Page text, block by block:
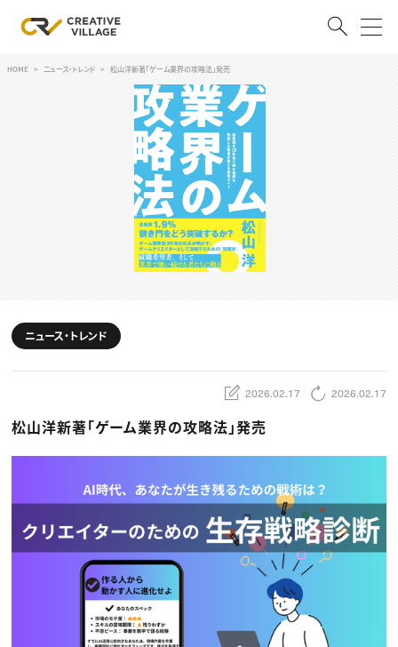
ACCOUNT
ログイン
クリエイター求人を探す
CREATIVE JOB求人検索
スキルアップしたい！
デザイン
編集・ライティング
マーケティング
業界解説・キャリア事情
TOP Creator’s コラム
Webクリエイター
アプリクリエイター
映像クリエイター
クリエイターインタビュー
C＆R Magazine
セミナー
ニュース・トレンド トップ
Web
映像
ゲーム・エンタメ
広告
CREATIVE VILLAGEからのお知らせ
プロフェッショナル×つながる×メディア
HOME ニュース・トレンド 松山洋新著「ゲーム業界の攻略法」発売
ニュース・トレンド
2026.02.17 2026.02.17
松山洋新著「ゲーム業界の攻略法」発売